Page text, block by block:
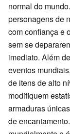
normal do
personagens de
com confiança e
sem se
imediato. Além
eventos
de itens de alto
modifiquem
armaduras
de